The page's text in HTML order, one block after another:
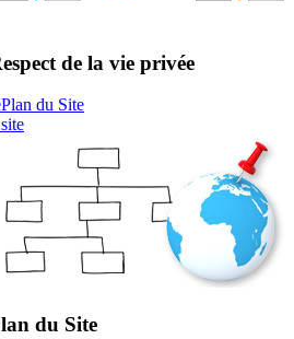
de la vie privée
Plan du Site
du Site